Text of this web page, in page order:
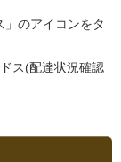
のアイコンをタ
ス(配達状況確認